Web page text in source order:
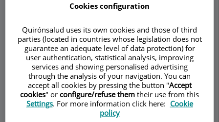
inflamació de la
mucosa del sinus,
produïda per
diverses causes. La sinusitis bacteriana aguda és
una infecció de les cavitats dels sinus, causades
per un bacteri. Generalment apareix després d'un
refredat o a causa d'irritació per contaminants
ambientals. La sinusitis s'origina arran d'un
Cookies configuration
Quirónsalud uses its own cookies and those of third
parties (located in countries whose legislation does not
guarantee an adequate level of data protection) for
user authentication, statistical analysis, improving
services and showing personalised advertising
through the analysis of your navigation. You can
accept all cookies by pressing the button "Accept
cookies" or configure/refuse them their use from this
Settings. For more information click here: Cookie
policy